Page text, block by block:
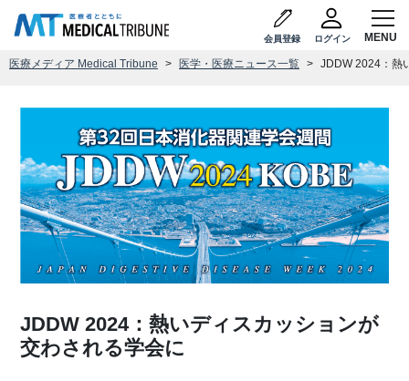
会員登録 ログイン
医療メディア Medical Tribune 医学・医療ニュース一覧 JDDW 2024：熱
JDDW 2024：熱いディスカッションが
交わされる学会に